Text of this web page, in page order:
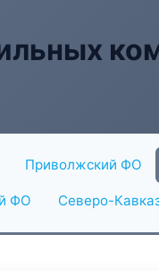
Приволжский ФО
ФО Северо-